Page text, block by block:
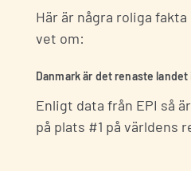
Här är några roliga
vet om:
Danmark är det renaste landet
Enligt data från EPI så är
på plats #1 på världens